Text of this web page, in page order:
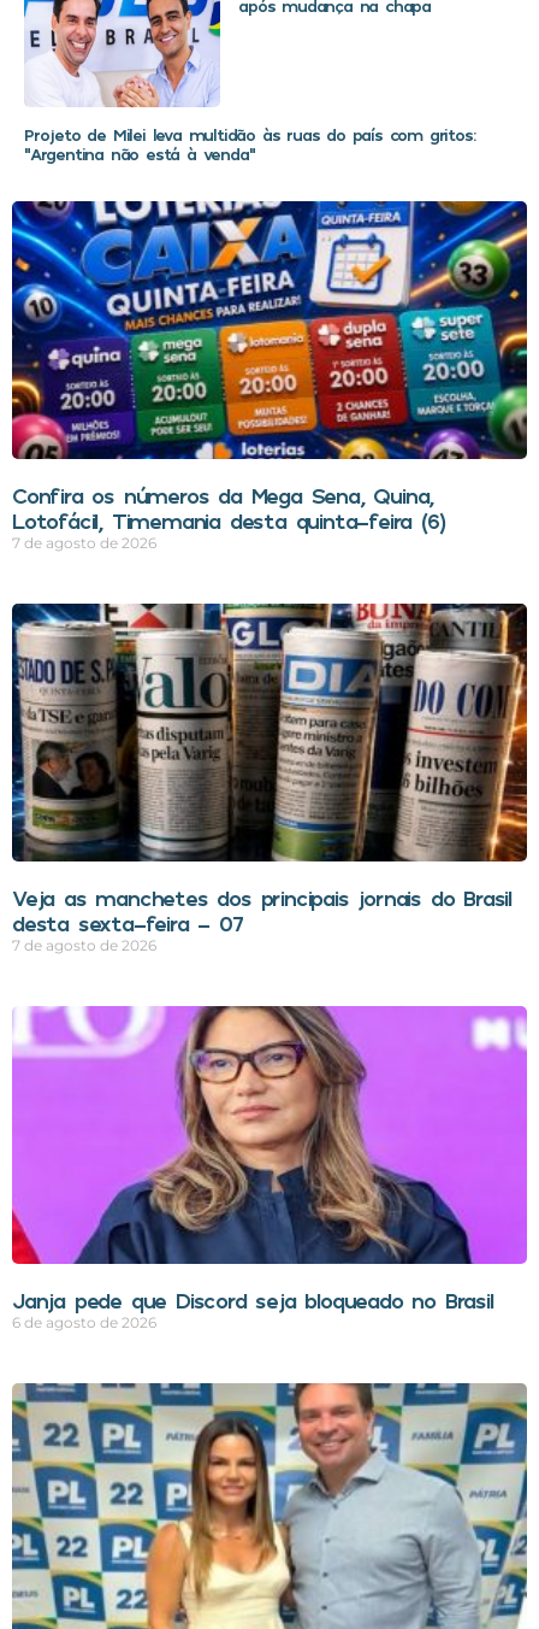
após mudança na chapa
Projeto de Milei leva multidão às ruas do país com gritos:
“Argentina não está à venda”
Confira os números da Mega Sena, Quina,
Lotofácil, Timemania desta quinta-feira (6)
7 de agosto de 2026
Veja as manchetes dos principais jornais do Brasil
desta sexta-feira – 07
7 de agosto de 2026
Janja pede que Discord seja bloqueado no Brasil
6 de agosto de 2026